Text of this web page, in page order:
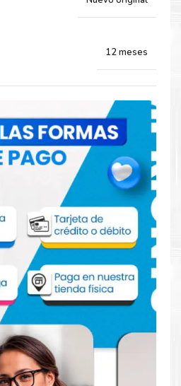
HP 992A para
755 772 777
y atención para adquirir tus
todos los dias. Escríbenos o
la solución perfecta para tu
Tinta HP 992A para impresora HP
para impresora HP
12 meses